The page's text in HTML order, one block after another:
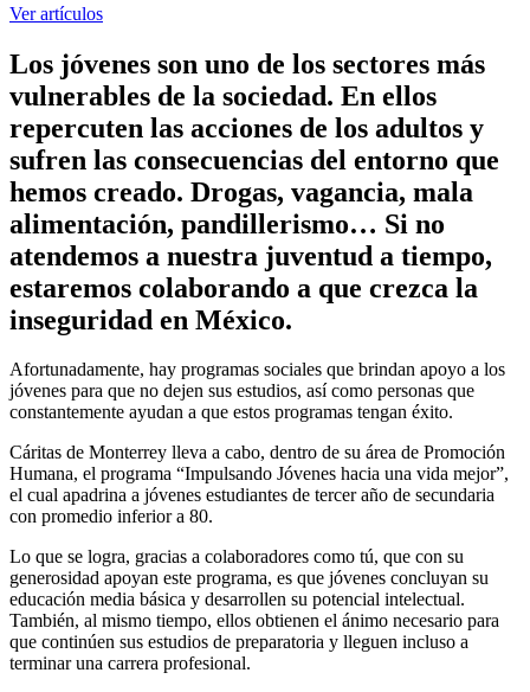
Ver artículos
Los jóvenes son uno de los sectores más
vulnerables de la sociedad. En ellos
repercuten las acciones de los adultos y
sufren las consecuencias del entorno que
hemos creado. Drogas, vagancia, mala
alimentación, pandillerismo… Si no
atendemos a nuestra juventud a tiempo,
estaremos colaborando a que crezca la
inseguridad en México.
Afortunadamente, hay programas sociales que brindan apoyo a los
jóvenes para que no dejen sus estudios, así como personas que
constantemente ayudan a que estos programas tengan éxito.
Cáritas de Monterrey lleva a cabo, dentro de su área de Promoción
Humana, el programa “Impulsando Jóvenes hacia una vida mejor”,
el cual apadrina a jóvenes estudiantes de tercer año de secundaria
con promedio inferior a 80.
Lo que se logra, gracias a colaboradores como tú, que con su
generosidad apoyan este programa, es que jóvenes concluyan su
educación media básica y desarrollen su potencial intelectual.
También, al mismo tiempo, ellos obtienen el ánimo necesario para
que continúen sus estudios de preparatoria y lleguen incluso a
terminar una carrera profesional.